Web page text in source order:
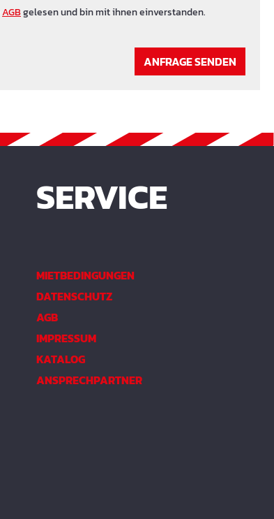
AGBgelesen und bin mit ihnen einverstanden.
ANFRAGE SENDEN
SERVICE
MIETBEDINGUNGEN
DATENSCHUTZ
AGB
IMPRESSUM
KATALOG
ANSPRECHPARTNER